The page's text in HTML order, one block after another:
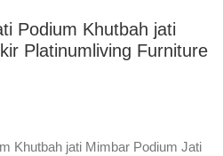
Podium Khutbah jati
Platinumliving Furniture
Khutbah jati Mimbar Podium Jati